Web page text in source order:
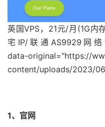
英国VPS，21元/月(1G内
宅IP/联通AS9929网络
data-original="https://
content/uploads/2023/
1、官网